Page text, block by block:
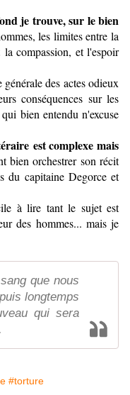
je trouve, sur le bien
les limites entre la
compassion, et l'espoir
des actes odieux
conséquences sur les
bien entendu n'excuse
est complexe mais
bien orchestrer son récit
du capitaine Degorce et
à lire tant le sujet est
des hommes... mais je
que nous
longtemps
qui sera
#torture